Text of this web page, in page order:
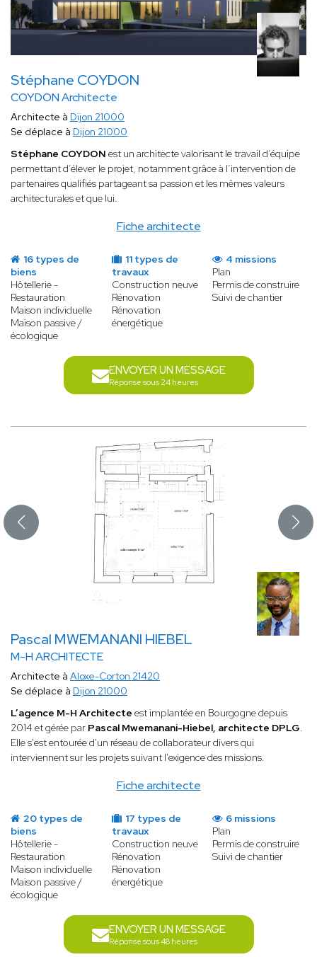
Stéphane COYDON
COYDON Architecte
Fiche architecte
Architecte à Dijon 21000
Se déplace à Dijon 21000
Stéphane COYDON est un architecte valorisant le travail d’équipe
permettant d’élever le projet, notamment grâce à l’intervention de
partenaires qualifiés partageant sa passion et les mêmes valeurs
architecturales et que lui.
16 types de
biens
Hôtellerie -
Restauration
Maison individuelle
Maison passive /
écologique
11 types de
travaux
Construction neuve
Rénovation
Rénovation
énergétique
4 missions
Plan
Permis de construire
Suivi de chantier
ENVOYER UN MESSAGE
Réponse sous 24 heures
Pascal MWEMANANI HIEBEL
M-H ARCHITECTE
Fiche architecte
Architecte à Aloxe-Corton 21420
Se déplace à Dijon 21000
L’agence M-H Architecte est implantée en Bourgogne depuis
2014 et gérée par Pascal Mwemanani-Hiebel, architecte DPLG.
Elle s'est entourée d'un réseau de collaborateur divers qui
interviennent sur les projets suivant l'exigence des missions.
20 types de
biens
Hôtellerie -
Restauration
Maison individuelle
Maison passive /
écologique
17 types de
travaux
Construction neuve
Rénovation
Rénovation
énergétique
6 missions
Plan
Permis de construire
Suivi de chantier
ENVOYER UN MESSAGE
Réponse sous 48 heures